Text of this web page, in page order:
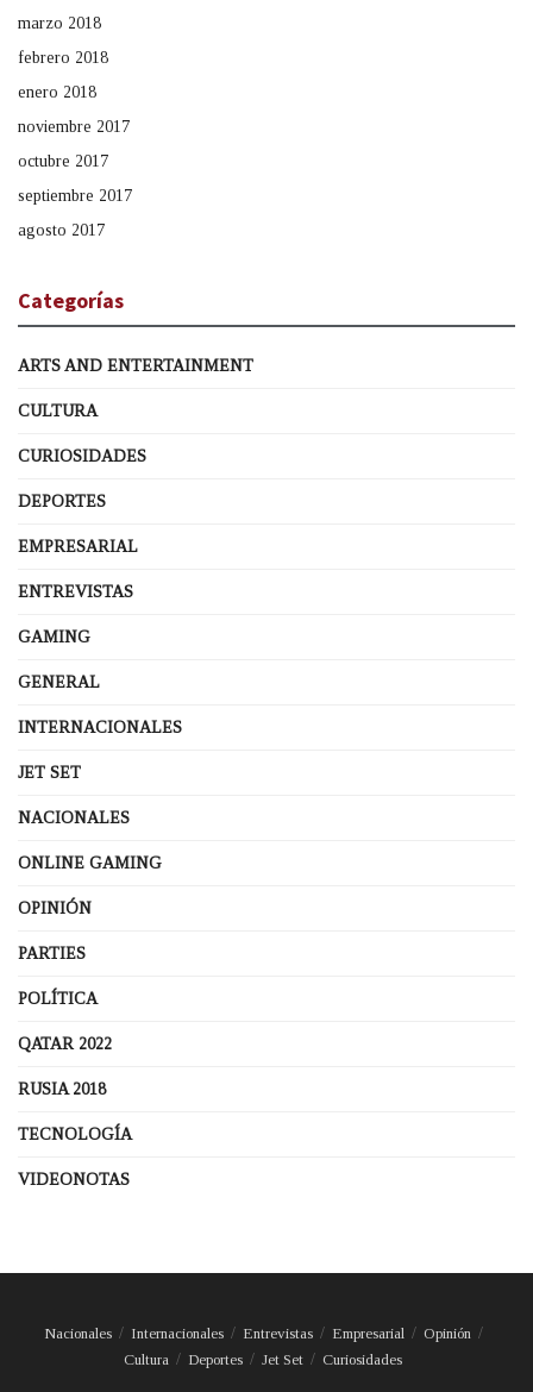
marzo 2018
febrero 2018
enero 2018
noviembre 2017
octubre 2017
septiembre 2017
agosto 2017
Categorías
ARTS AND ENTERTAINMENT
CULTURA
CURIOSIDADES
DEPORTES
EMPRESARIAL
ENTREVISTAS
GAMING
GENERAL
INTERNACIONALES
JET SET
NACIONALES
ONLINE GAMING
OPINIÓN
PARTIES
POLÍTICA
QATAR 2022
RUSIA 2018
TECNOLOGÍA
VIDEONOTAS
Nacionales Internacionales Entrevistas Empresarial
Opinión
Cultura
Deportes Jet Set Curiosidades